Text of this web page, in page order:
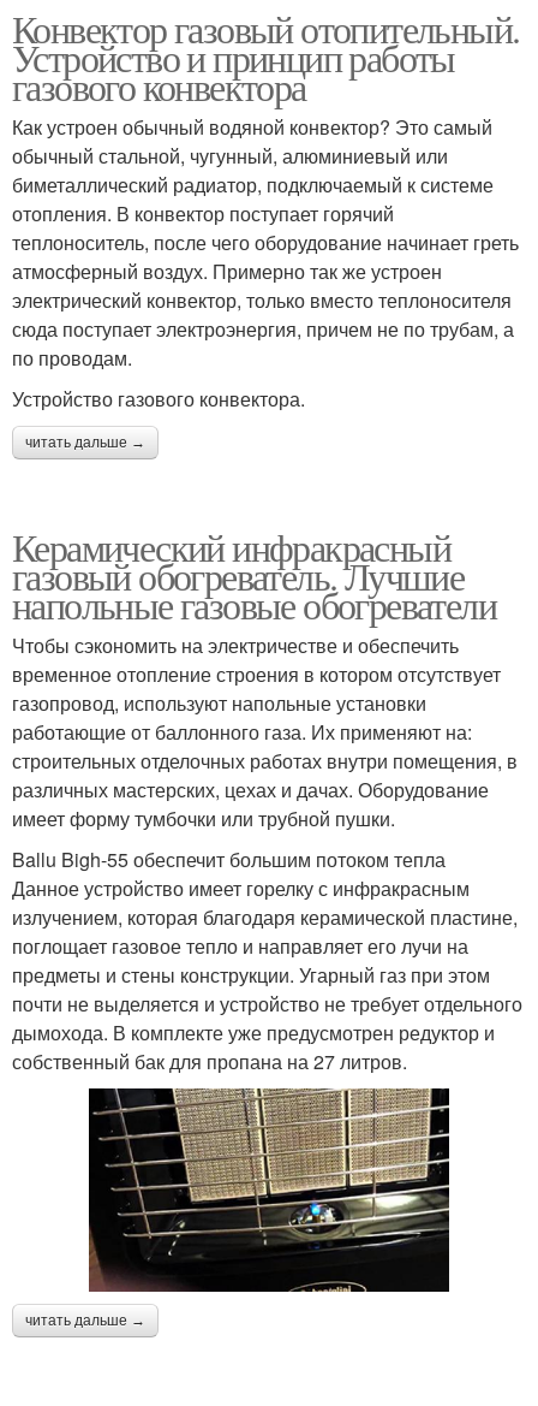
Конвектор газовый отопительный.
Устройство и принцип работы
газового конвектора
Как устроен обычный водяной конвектор? Это самый
обычный стальной, чугунный, алюминиевый или
биметаллический радиатор, подключаемый к системе
отопления. В конвектор поступает горячий
теплоноситель, после чего оборудование начинает греть
атмосферный воздух. Примерно так же устроен
электрический конвектор, только вместо теплоносителя
сюда поступает электроэнергия, причем не по трубам, а
по проводам.
Устройство газового конвектора.
читать дальше →
Керамический инфракрасный
газовый обогреватель. Лучшие
напольные газовые обогреватели
Чтобы сэкономить на электричестве и обеспечить
временное отопление строения в котором отсутствует
газопровод, используют напольные установки
работающие от баллонного газа. Их применяют на:
строительных отделочных работах внутри помещения, в
различных мастерских, цехах и дачах. Оборудование
имеет форму тумбочки или трубной пушки.
Ballu Bigh-55 обеспечит большим потоком тепла
Данное устройство имеет горелку с инфракрасным
излучением, которая благодаря керамической пластине,
поглощает газовое тепло и направляет его лучи на
предметы и стены конструкции. Угарный газ при этом
почти не выделяется и устройство не требует отдельного
дымохода. В комплекте уже предусмотрен редуктор и
собственный бак для пропана на 27 литров.
читать дальше →